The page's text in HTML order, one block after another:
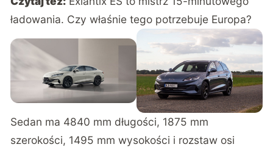
ładowania. Czy właśnie tego potrzebuje Europa?
Sedan ma 4840 mm długości, 1875 mm
szerokości, 1495 mm wysokości i rozstaw osi